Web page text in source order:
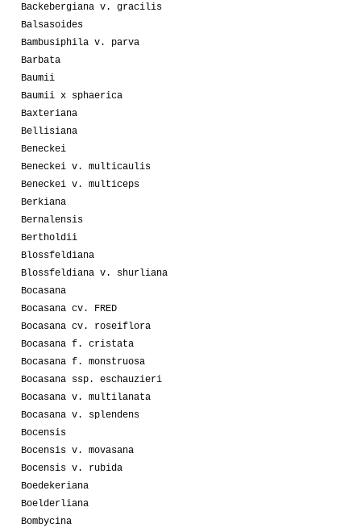
Backebergiana v. gracilis
Balsasoides
Bambusiphila v. parva
Barbata
Baumii
Baumii x sphaerica
Baxteriana
Bellisiana
Beneckei
Beneckei v. multicaulis
Beneckei v. multiceps
Berkiana
Bernalensis
Bertholdii
Blossfeldiana
Blossfeldiana v. shurliana
Bocasana
Bocasana cv. FRED
Bocasana cv. roseiflora
Bocasana f. cristata
Bocasana f. monstruosa
Bocasana ssp. eschauzieri
Bocasana v. multilanata
Bocasana v. splendens
Bocensis
Bocensis v. movasana
Bocensis v. rubida
Boedekeriana
Boelderliana
Bombycina